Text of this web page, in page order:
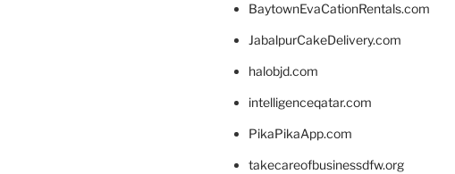
BaytownEvaCationRentals.com
JabalpurCakeDelivery.com
halobjd.com
intelligenceqatar.com
PikaPikaApp.com
takecareofbusinessdfw.org